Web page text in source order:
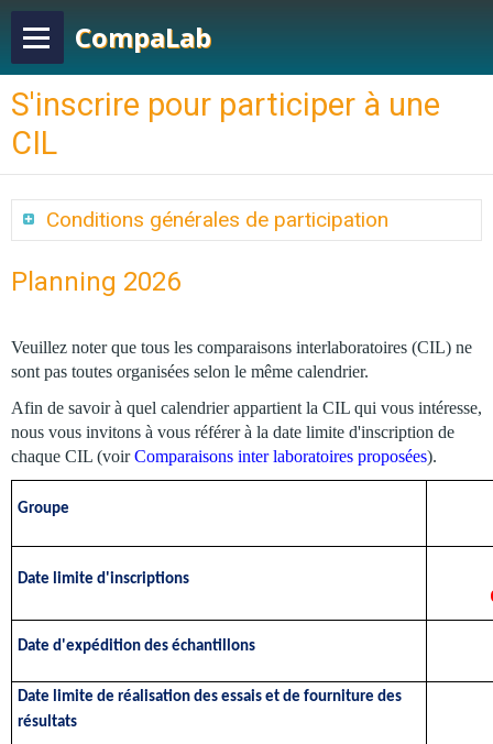
CompaLab
S'inscrire pour participer à une
CIL
Conditions générales de participation
Planning 2026
Veuillez noter que tous les comparaisons interlaboratoires (CIL) ne
sont pas toutes organisées selon le même calendrier.
Afin de savoir à quel calendrier appartient la CIL qui vous intéresse,
nous vous invitons à vous référer à la date limite d'inscription de
chaque CIL (voirComparaisons inter laboratoires proposées).
Groupe
Date limite d'inscriptions
Date d'expédition des échantillons
Date limite de réalisation des essais et de fourniture des
résultats